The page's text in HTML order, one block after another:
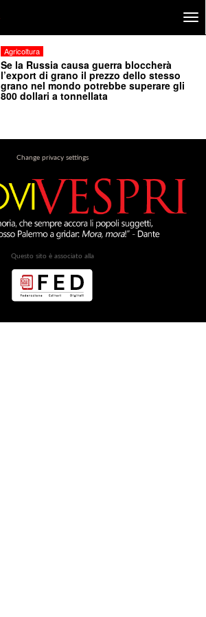
Agricoltura
Se la Russia causa guerra bloccherà
l’export di grano il prezzo dello stesso
grano nel mondo potrebbe superare gli
800 dollari a tonnellata
Change privacy settings
Questo sito è associato alla